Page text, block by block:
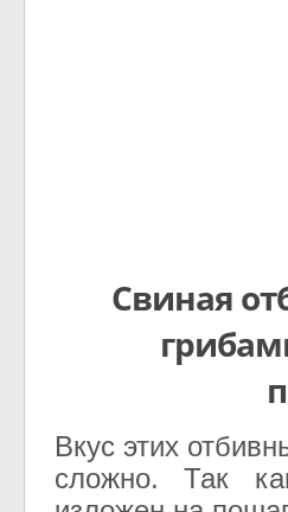
Свиная
Вкус этих
сложно. Так